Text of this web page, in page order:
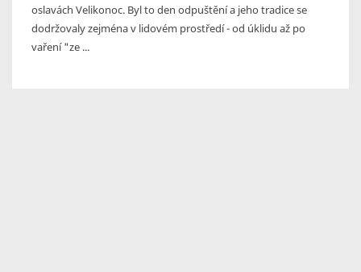
oslavách Velikonoc. Byl to den odpuštění a jeho tradice se
dodržovaly zejména v lidovém prostředí - od úklidu až po
vaření "ze ...